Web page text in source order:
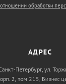
обработки
АДРЕС
Петербург, ул.
2, пом 215, Бизнес